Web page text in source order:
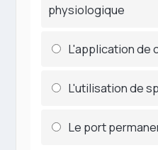
physiologique
L'application de
L'utilisation de
Le port